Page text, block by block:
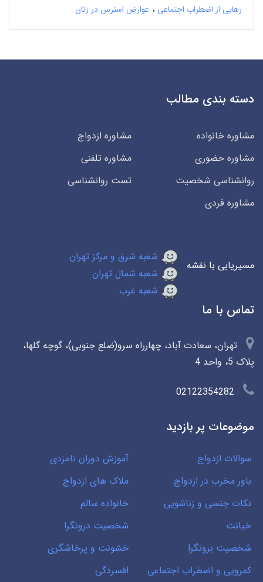
رهایی از اضطراب اجتماعی
عوارض استرس در زنان
دسته بندی مطالب
مشاوره خانواده
مشاوره ازدواج
مشاوره حضوری
مشاوره تلفنی
روانشناسی شخصیت
تست روانشناسی
مشاوره فردی
مسیریابی با نقشه
شعبه شرق و مرکز تهران
شعبه شمال تهران
شعبه غرب
تماس با ما
تهران، سعادت آباد، چهارراه سرو(ضلع جنوبی)، گوچه گلها،
پلاک 5، واحد 4
02122354282
موضوعات پر بازدید
سوالات ازدواج
آموزش دوران نامزدی
باور مخرب در ازدواج
ملاک های ازدواج
نکات جنسی و زناشویی
خانواده سالم
خیانت
شخصیت درونگرا
شخصیت برونگرا
خشونت و پرخاشگری
کمرویی و اضطراب اجتماعی
افسردگی